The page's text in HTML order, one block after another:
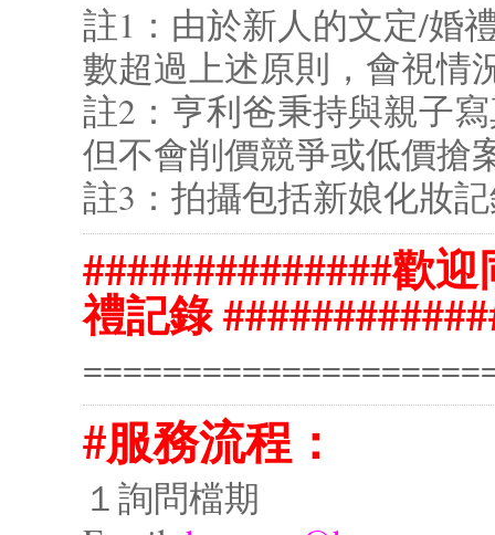
註1：由於新人的文定/婚
數超過上述原則，會視情
註2：亨利爸秉持與親子
但不會削價競爭或低價搶
註3：拍攝包括新娘化妝
##############歡
禮記錄
#服務流程：
１詢問檔期